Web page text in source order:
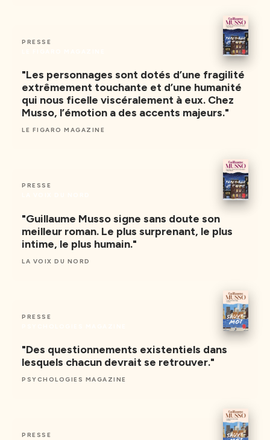
PRESSE
"Les personnages sont dotés d’une fragilité
extrêmement touchante et d’une humanité
qui nous ficelle viscéralement à eux. Chez
Musso, l’émotion a des accents majeurs."
LE FIGARO MAGAZINE
PRESSE
"Guillaume Musso signe sans doute son
meilleur roman. Le plus surprenant, le plus
intime, le plus humain."
LA VOIX DU NORD
PRESSE
"Des questionnements existentiels dans
lesquels chacun devrait se retrouver."
PSYCHOLOGIES MAGAZINE
PRESSE